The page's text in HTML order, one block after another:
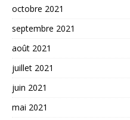
octobre 2021
septembre 2021
août 2021
juillet 2021
juin 2021
mai 2021